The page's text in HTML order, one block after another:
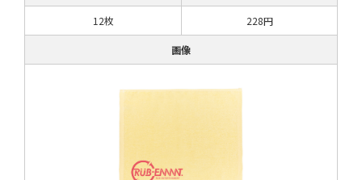
12枚 228円
画像